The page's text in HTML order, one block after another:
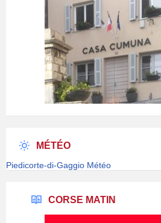
MÉTÉO
Piedicorte-di-Gaggio Météo
CORSE MATIN